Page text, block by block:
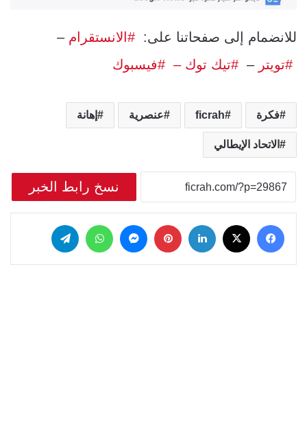
للانضمام إلى صفحاتنا على: #الانستقرام –
#تويتر – #تيك توك – #فيسبوك
فكرة ficrah عنصرية إهانة
الاتحاد الإيطالي
نسخ رابط الخبر
فيسبوك لينكدإن بينتيريست
ماسنجر واتساب